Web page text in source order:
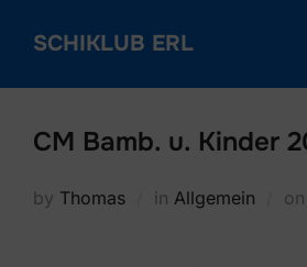
SCHIKLUB ERL
CM Bamb. u. Kinder
by Thomas in Allgemein on